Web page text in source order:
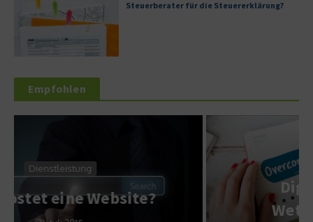
Steuerberater für die Steuererklärung?
Empfohlen
Digitalisierung als
Wettbewerbsvorteil